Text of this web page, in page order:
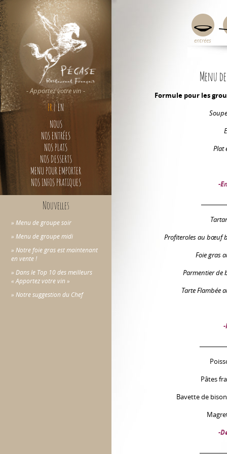
- Apportez votre vin -
FR|EN
NOUS
NOS ENTRÉES
NOS PLATS
NOS DESSERTS
MENU POUR EMPORTER
NOS INFOS PRATIQUES
Nouvelles
» Menu de groupe soir
» Menu de groupe midi
» Notre foie gras est maintenant
en vente !
» Dans le Top 10 des meilleurs
« Apportez votre vin »
» Notre suggestion du Chef
entrées
Menu
Formule pour les
Plat
-
Profiteroles au bœuf
Foie gras
Parmentier de
Tarte Flambée
Pâtes
Bavette de
-